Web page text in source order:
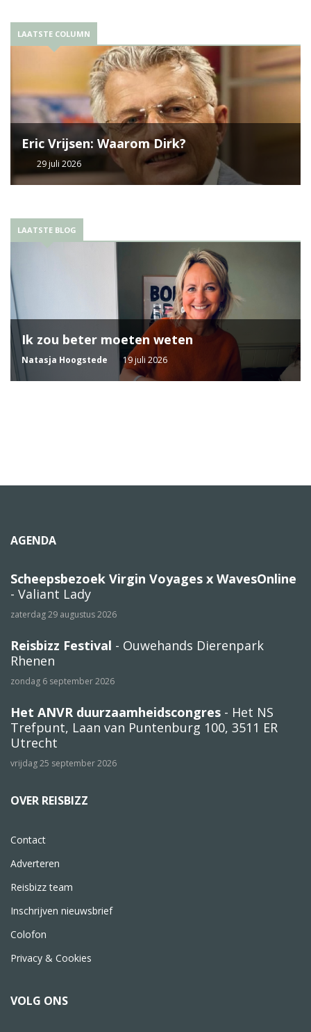
LAATSTE COLUMN
Eric Vrijsen: Waarom Dirk?
29 juli 2026
LAATSTE BLOG
Ik zou beter moeten weten
Natasja Hoogstede 19 juli 2026
AGENDA
Scheepsbezoek Virgin Voyages x WavesOnline
- Valiant Lady
zaterdag 29 augustus 2026
Reisbizz Festival - Ouwehands Dierenpark
Rhenen
zondag 6 september 2026
Het ANVR duurzaamheidscongres - Het NS
Trefpunt, Laan van Puntenburg 100, 3511 ER
Utrecht
vrijdag 25 september 2026
OVER REISBIZZ
Contact
Adverteren
Reisbizz team
Inschrijven nieuwsbrief
Colofon
Privacy & Cookies
VOLG ONS